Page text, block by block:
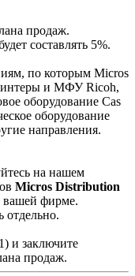
продаж.
составлять 5%.
по которым Micros
и МФУ Ricoh,
оборудование Cas
оборудование
направления.
на нашем
Micros Distribution
вашей фирме.
и заключите
продаж.